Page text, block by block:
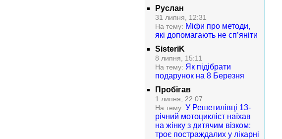
Руслан
31 липня, 12:31
На тему: Міфи про методи,
які допомагають не сп’яніти
SisteriK
8 липня, 15:11
На тему: Як підібрати
подарунок на 8 Березня
Пробігав
1 липня, 22:07
На тему: У Решетилівці 13-
річний мотоцикліст наїхав
на жінку з дитячим візком:
троє постраждалих у лікарні